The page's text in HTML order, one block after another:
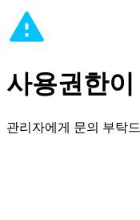
사용권한
관리자에게 문의 부탁